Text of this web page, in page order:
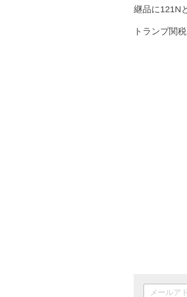
継品に121N
トランプ関